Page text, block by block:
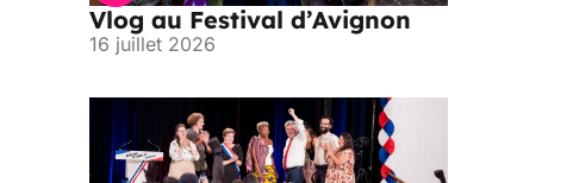
Vlog au Festival d’Avignon
16 juillet 2026